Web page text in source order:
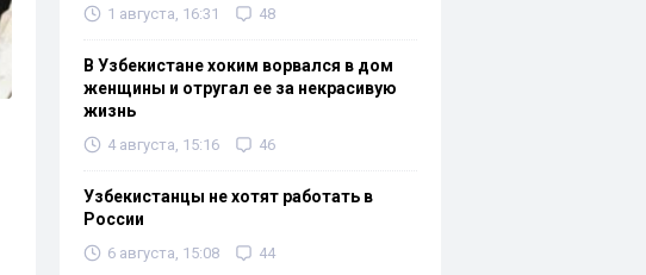
1 августа, 16:31 48
В Узбекистане хоким ворвался в дом
женщины и отругал ее за некрасивую
жизнь
4 августа, 15:16 46
Узбекистанцы не хотят работать в
России
6 августа, 15:08 44